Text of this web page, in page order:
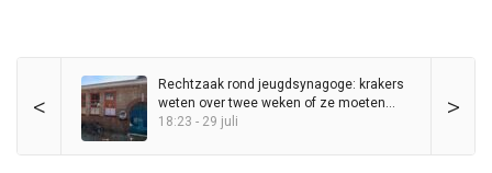
< >
Rechtzaak rond jeugdsynagoge: krakers
weten over twee weken of ze moeten
vertrekken
18:23 - 29 juli